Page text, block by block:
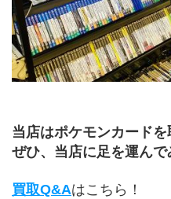
当店はポケモンカードを
ぜひ、当店に足を運んで
買取Q&Aはこちら！